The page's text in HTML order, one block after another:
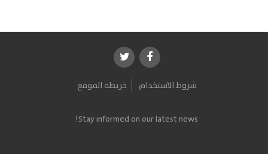
شروط الاستخدام خريطة الموقع
Stay informed on our latest news!